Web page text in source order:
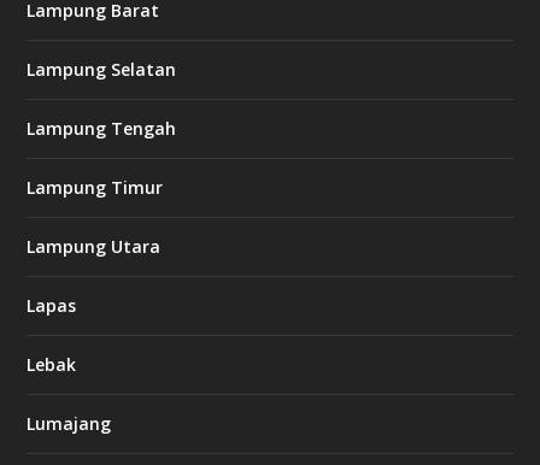
Lampung Barat
Lampung Selatan
Lampung Tengah
Lampung Timur
Lampung Utara
Lapas
Lebak
Lumajang